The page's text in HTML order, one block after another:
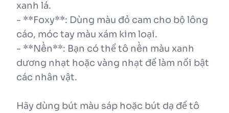
xanh lá.
- **Foxy**: Dùng màu đỏ cam cho bộ lông
cáo, móc tay màu xám kim loại.
- **Nền**: Bạn có thể tô nền màu xanh
dương nhạt hoặc vàng nhạt để làm nổi bật
các nhân vật.
Hãy dùng bút màu sáp hoặc bút dạ để tô